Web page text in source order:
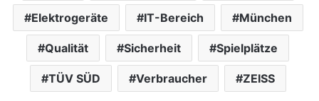
Elektrogeräte IT-Bereich München
Qualität Sicherheit Spielplätze
TÜV SÜD Verbraucher ZEISS